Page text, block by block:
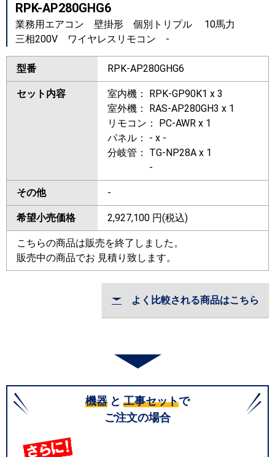
RPK-AP280GHG6
業務用エアコン 壁掛形 個別トリプル 10馬力
三相200V ワイヤレスリモコン -
型番 RPK-AP280GHG6
セット内容
室内機： RPK-GP90K1 x 3
室外機： RAS-AP280GH3 x 1
リモコン： PC-AWR x 1
パネル： - x -
分岐管： TG-NP28A x 1
-
その他 -
希望小売価格 2,927,100 円(税込)
こちらの商品は販売を終了しました。
販売中の商品でお 見積り致します。
よく比較される商品はこちら
機器 と 工事セットで
ご注文の場合